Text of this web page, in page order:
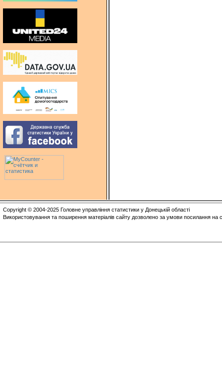
Copyright © 2004-2025 Головне управління статистики у Донецькій області
Використовування та поширення матеріалів сайту дозволено за умови посилання на